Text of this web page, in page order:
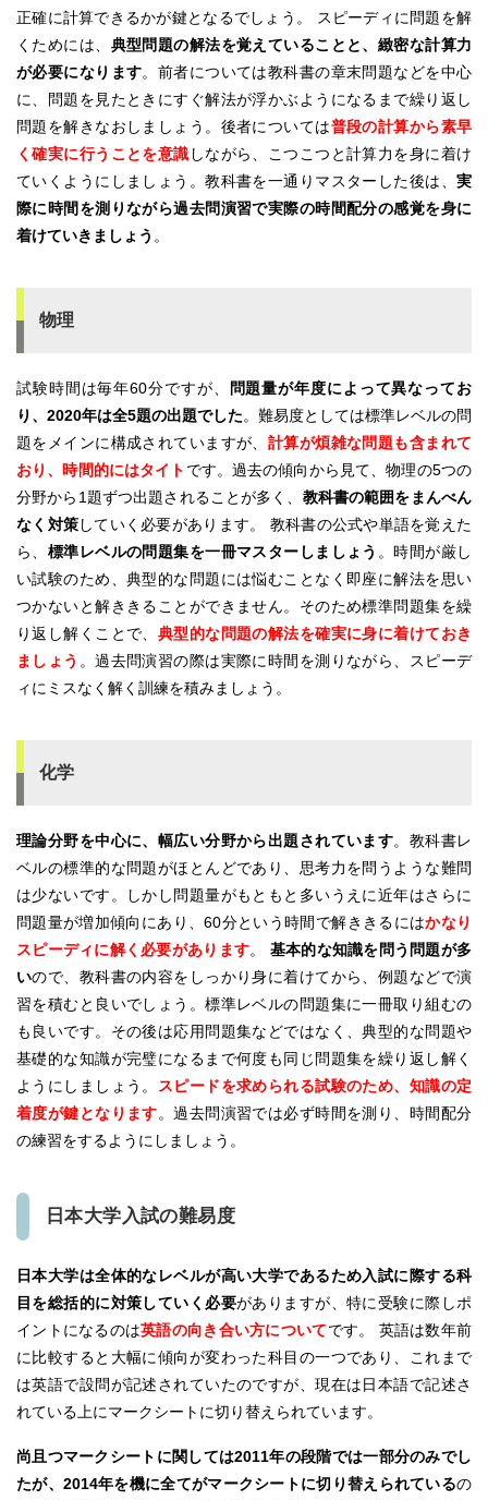
正確に計算できるかが鍵となるでしょう。 スピーディに問題を解
くためには、 典型問題の解法を覚えていることと、緻密な計算力
が必要になります。前者については教科書の章末問題などを中心
に、問題を見たときにすぐ解法が浮かぶようになるまで繰り返し
問題を解きなおしましょう。後者については普段の計算から素早
く確実に行うことを意識 しながら、こつこつと計算力を身に着け
ていくようにしましょう。教科書を一通りマスターした後は、 実
際に時間を測りながら過去問演習で実際の時間配分の感覚を身に
着けていきましょう 。
物理
試験時間は毎年60分ですが、
問題量が年度によって異なってお
り、2020年は全5題の出題でした。難易度としては標準レベルの問
題をメインに構成されていますが、 計算が煩雑な問題も含まれて
おり、時間的にはタイト です。過去の傾向から見て、物理の5つの
分野から1題ずつ出題されることが多く、 教科書の範囲をまんべん
なく対策していく必要があります。 教科書の公式や単語を覚えた
ら、 標準レベルの問題集を一冊マスターしましょう 。時間が厳し
い試験のため、典型的な問題には悩むことなく即座に解法を思い
つかないと解ききることができません。そのため標準問題集を繰
り返し解くことで、 典型的な問題の解法を確実に身に着けておき
ましょう 。過去問演習の際は実際に時間を測りながら、スピーデ
ィにミスなく解く訓練を積みましょう。
化学
理論分野を中心に、幅広い分野から出題されています。教科書レ
ベルの標準的な問題がほとんどであり、思考力を問うような難問
は少ないです。しかし問題量がもともと多いうえに近年はさらに
問題量が増加傾向にあり、60分という時間で解ききるにはかなり
スピーディに解く必要があります。 基本的な知識を問う問題が多
いので、教科書の内容をしっかり身に着けてから、例題などで演
習を積むと良いでしょう。標準レベルの問題集に一冊取り組むの
も良いです。その後は応用問題集などではなく、典型的な問題や
基礎的な知識が完璧になるまで何度も同じ問題集を繰り返し解く
ようにしましょう。
スピードを求められる試験のため、知識の定
着度が鍵となります。過去問演習では必ず時間を測り、時間配分
の練習をするようにしましょう。
日本大学入試の難易度
日本大学は全体的なレベルが高い大学であるため入試に際する科
目を総括的に対策していく必要がありますが、特に受験に際しポ
イントになるのは英語の向き合い方についてです。 英語は数年前
に比較すると大幅に傾向が変わった科目の一つであり、これまで
は英語で設問が記述されていたのですが、現在は日本語で記述さ
れている上にマークシートに切り替えられています。
尚且つマークシートに関しては2011年の段階では一部分のみでし
たが、2014年を機に全てがマークシートに切り替えられているの